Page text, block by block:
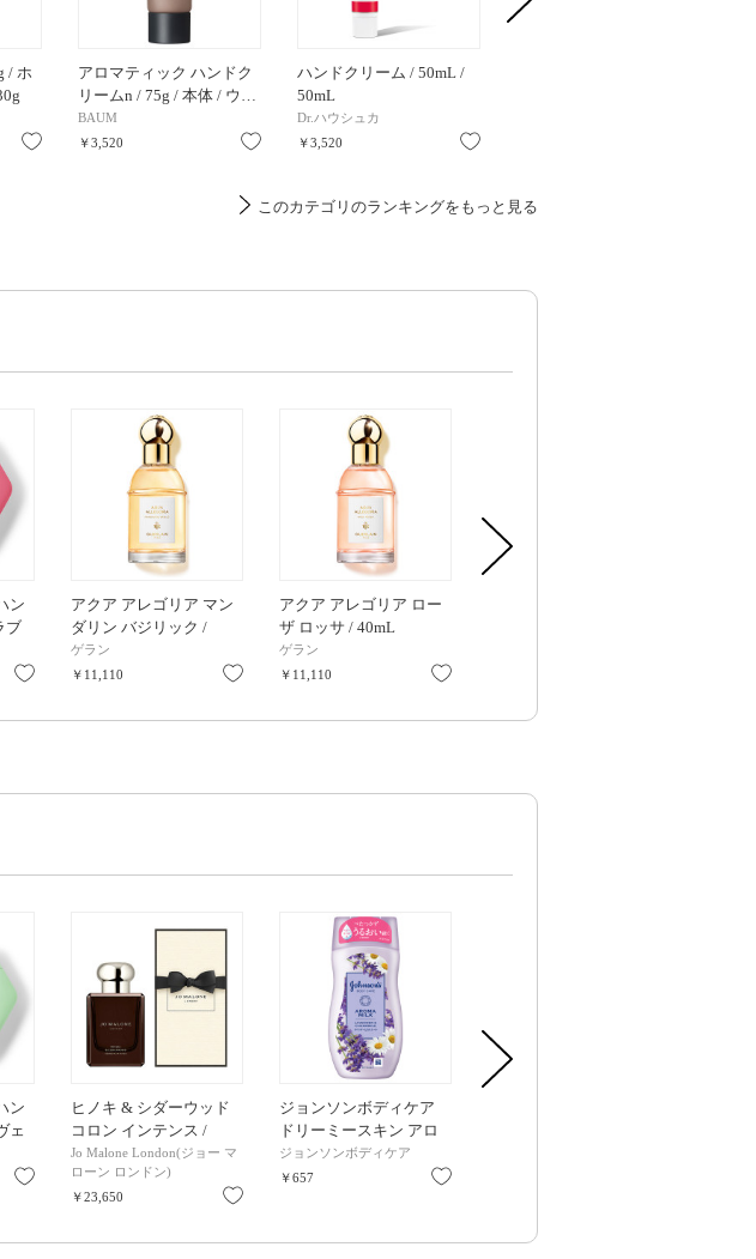
/ ホ
お気に入り
アロマティック ハンドク
リームn / 75g / 本体 / ウ…
BAUM
￥3,520
お気に入り
ハンドクリーム / 50mL /
50mL
Dr.ハウシュカ
￥3,520
このカテゴリのランキングをもっと見る
ン
ブ
お気に入り
アクア アレゴリア マン
ダリン バジリック /
40mL
ゲラン
￥11,110
お気に入り
アクア アレゴリア ロー
ザ ロッサ / 40mL
ゲラン
￥11,110
ン
ェ
お気に入り
ヒノキ & シダーウッド
コロン インテンス /
50mL
Jo Malone London(ジョー マ
ローン ロンドン)
￥23,650
ジョンソンボディケア
ドリーミースキン アロ
マミルク / 200g / ラベン
ダーとカモミールの香り
ジョンソンボディケア
￥657